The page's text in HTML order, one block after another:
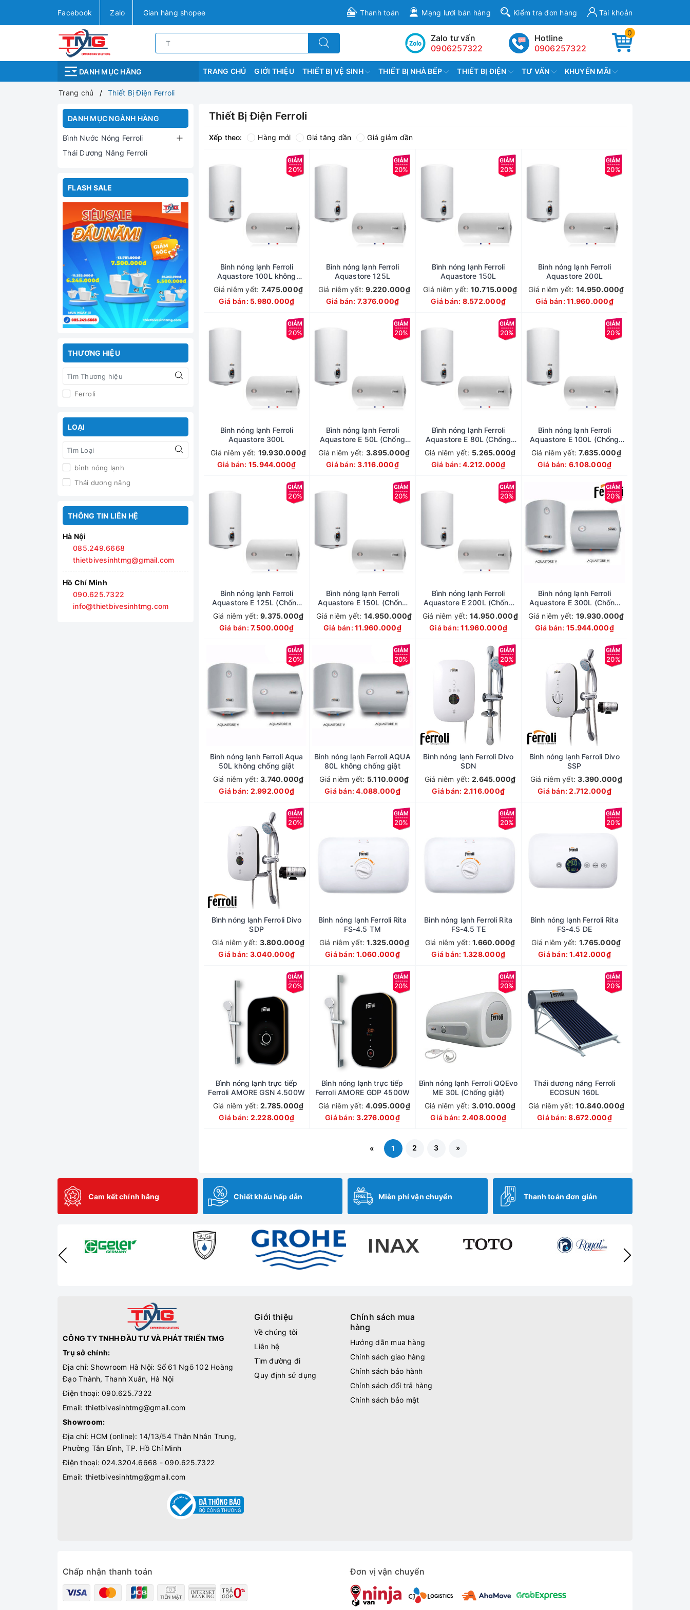
Facebook Zalo Gian hàng shopee Thanh toán Mạng lưới bán hàng Kiểm tra đơn hàng Tài khoản
0
Hotline
0906257322
Zalo tư vấn
0906257322
DANH MỤC HÃNG TRANG CHỦ GIỚI THIỆU THIẾT BỊ VỆ SINH THIẾT BỊ NHÀ BẾP THIẾT BỊ ĐIỆN TƯ VẤN KHUYẾN MÃI
Trang chủ Thiết Bị Điện Ferroli
DANH MỤC NGÀNH HÀNG
Bình Nước Nóng Ferroli
Thái Dương Năng Ferroli
FLASH SALE
THƯƠNG HIỆU
Ferroli
LOẠI
bình nóng lạnh
Thái dương năng
THÔNG TIN LIÊN HỆ
Hà Nội
085.249.6668
thietbivesinhtmg@gmail.com
Hồ Chí Minh
090.625.7322
info@thietbivesinhtmg.com
Thiết Bị Điện Ferroli
Xếp theo: Hàng mới Giá tăng dần Giá giảm dần
20%
Bình nóng lạnh Ferroli
Aquastore 100L không
chống giật
Giá niêm yết: 7.475.000₫
Giá bán: 5.980.000₫
20%
Bình nóng lạnh Ferroli
Aquastore 125L
Giá niêm yết:9.220.000₫
Giá bán: 7.376.000₫
20%
Bình nóng lạnh Ferroli
Aquastore 150L
Giá niêm yết: 10.715.000₫
Giá bán: 8.572.000₫
20%
Bình nóng lạnh Ferroli
Aquastore 200L
Giá niêm yết: 14.950.000₫
Giá bán:11.960.000₫
20%
Bình nóng lạnh Ferroli
Aquastore 300L
Giá niêm yết: 19.930.000₫
Giá bán: 15.944.000₫
20%
Bình nóng lạnh Ferroli
Aquastore E 50L (Chống
giật)
Giá niêm yết: 3.895.000₫
Giá bán:3.116.000₫
20%
Bình nóng lạnh Ferroli
Aquastore E 80L (Chống
giật)
Giá niêm yết: 5.265.000₫
Giá bán: 4.212.000₫
20%
Bình nóng lạnh Ferroli
Aquastore E 100L (Chống
giật)
Giá niêm yết:7.635.000₫
Giá bán: 6.108.000₫
20%
Bình nóng lạnh Ferroli
Aquastore E 125L (Chống
giật)
Giá niêm yết:9.375.000₫
Giá bán: 7.500.000₫
20%
Bình nóng lạnh Ferroli
Aquastore E 150L (Chống
giật)
Giá niêm yết: 14.950.000₫
Giá bán:11.960.000₫
20%
Bình nóng lạnh Ferroli
Aquastore E 200L (Chống
giật)
Giá niêm yết: 14.950.000₫
Giá bán:11.960.000₫
20%
Bình nóng lạnh Ferroli
Aquastore E 300L (Chống
giật)
Giá niêm yết: 19.930.000₫
Giá bán:15.944.000₫
20%
Bình nóng lạnh Ferroli Aqua
50L không chống giật
Giá niêm yết:3.740.000₫
Giá bán: 2.992.000₫
20%
Bình nóng lạnh Ferroli AQUA
80L không chống giật
Giá niêm yết: 5.110.000₫
Giá bán:4.088.000₫
20%
Bình nóng lạnh Ferroli Divo
SDN
Giá niêm yết:2.645.000₫
Giá bán: 2.116.000₫
20%
Bình nóng lạnh Ferroli Divo
SSP
Giá niêm yết:3.390.000₫
Giá bán:2.712.000₫
20%
Bình nóng lạnh Ferroli Divo
SDP
Giá niêm yết: 3.800.000₫
Giá bán: 3.040.000₫
20%
Bình nóng lạnh Ferroli Rita
FS-4.5 TM
Giá niêm yết:1.325.000₫
Giá bán:1.060.000₫
20%
Bình nóng lạnh Ferroli Rita
FS-4.5 TE
Giá niêm yết:1.660.000₫
Giá bán: 1.328.000₫
20%
Bình nóng lạnh Ferroli Rita
FS-4.5 DE
Giá niêm yết: 1.765.000₫
Giá bán:1.412.000₫
20%
Bình nóng lạnh trực tiếp
Ferroli AMORE GSN 4.500W
Giá niêm yết:2.785.000₫
Giá bán: 2.228.000₫
20%
Bình nóng lạnh trực tiếp
Ferroli AMORE GDP 4500W
Giá niêm yết:4.095.000₫
Giá bán:3.276.000₫
20%
Bình nóng lạnh Ferroli QQEvo
ME 30L (Chống giật)
Giá niêm yết:3.010.000₫
Giá bán: 2.408.000₫
20%
Thái dương năng Ferroli
ECOSUN 160L
Giá niêm yết:10.840.000₫
Giá bán:8.672.000₫
« 1 2 3 »
Cam kết chính hãng Chiết khấu hấp dẫn Miễn phí vận chuyển Thanh toán đơn giản
CÔNG TY TNHH ĐẦU TƯ VÀ PHÁT TRIỂN TMG
Trụ sở chính:
Địa chỉ: Showroom Hà Nội: Số 61 Ngõ 102 Hoàng
Đạo Thành, Thanh Xuân, Hà Nội
Điện thoại: 090.625.7322
Email: thietbivesinhtmg@gmail.com
Showroom:
Địa chỉ: HCM (online): 14/13/54 Thân Nhân Trung,
Phường Tân Bình, TP. Hồ Chí Minh
Điện thoại: 024.3204.6668 - 090.625.7322
Email: thietbivesinhtmg@gmail.com
Giới thiệu
Về chúng tôi
Liên hệ
Tìm đường đi
Quy định sử dụng
Chính sách mua
hàng
Hướng dẫn mua hàng
Chính sách giao hàng
Chính sách bảo hành
Chính sách đổi trả hàng
Chính sách bảo mật
Chấp nhận thanh toán Đơn vị vận chuyển